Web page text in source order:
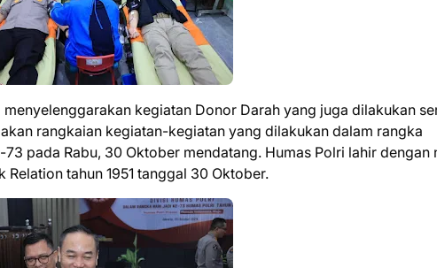
kegiatan Donor Darah yang juga dilakukan
rangkaian kegiatan-kegiatan yang dilakukan dalam rangka
pada Rabu, 30 Oktober mendatang. Humas Polri lahir dengan
tahun 1951 tanggal 30 Oktober.